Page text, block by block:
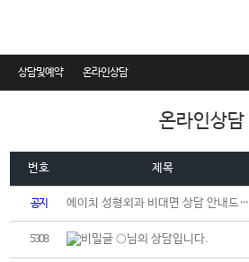
상담및예약 온라인상담
카톡상담
수술후 상담
온라인상담
번호 제목
공지 에이치 성형외과 비대면 상담 안내드립니다.
5308 ○님의 상담입니다.